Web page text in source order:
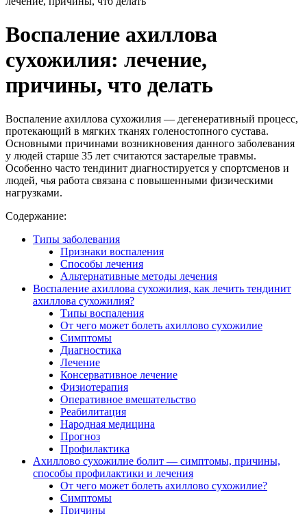
Воспаление ахиллова
сухожилия: лечение,
причины, что делать
Воспаление ахиллова сухожилия — дегенеративный процесс,
протекающий в мягких тканях голеностопного сустава.
Основными причинами возникновения данного заболевания
у людей старше 35 лет считаются застарелые травмы.
Особенно часто тендинит диагностируется у спортсменов и
людей, чья работа связана с повышенными физическими
нагрузками.
Содержание:
Типы заболевания
Признаки воспаления
Способы лечения
Альтернативные методы лечения
Воспаление ахиллова сухожилия, как лечить тендинит
ахиллова сухожилия?
Типы воспаления
От чего может болеть ахиллово сухожилие
Симптомы
Диагностика
Лечение
Консервативное лечение
Физиотерапия
Оперативное вмешательство
Реабилитация
Народная медицина
Прогноз
Профилактика
Ахиллово сухожилие болит — симптомы, причины,
способы профилактики и лечения
От чего может болеть ахиллово сухожилие?
Симптомы
Причины